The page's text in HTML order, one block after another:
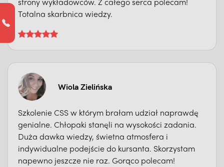
Totalna skarbnica wiedzy.
Wiola Zielińska
Szkolenie CSS w którym brałam udział naprawdę
genialne. Chłopaki stanęli na wysokości zadania.
Duża dawka wiedzy, świetna atmosfera i
indywidualne podejście do kursanta. Skorzystam
napewno jeszcze nie raz. Gorąco polecam!